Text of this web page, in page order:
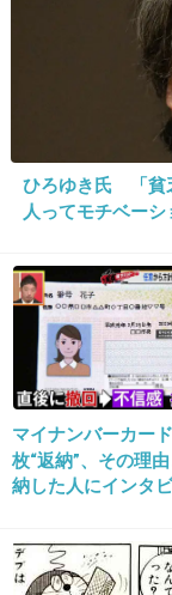
5年？？？
18. 匿名2026/07/08(水)
この顔を隠す
甘々の日本の
んだから、
負え
ひろゆき氏 「貧
人ってモチベーシ
マイナンバーカー
枚“返納”、その理
納した人にインタ